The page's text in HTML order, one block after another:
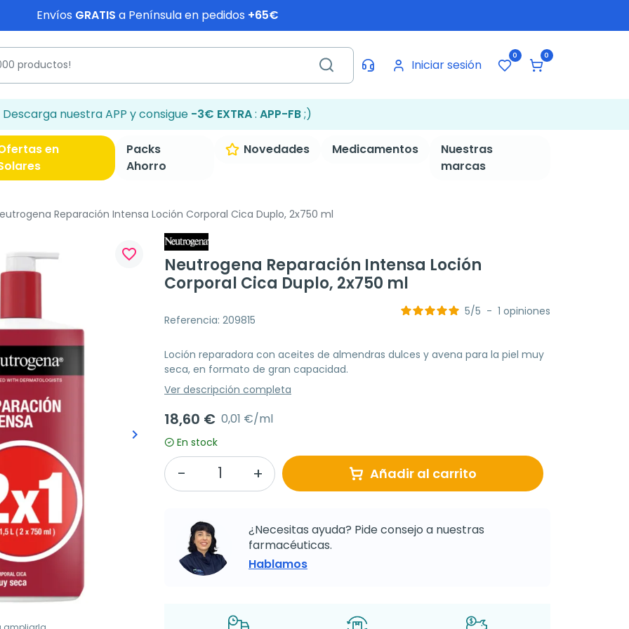
Envíos GRATIS a Península en pedidos +65€
Iniciar sesión
0 0
Descarga nuestra APP y consigue -3€ EXTRA: APP-FB;)
en
Packs
Ahorro
Novedades Medicamentos
Nuestras
marcas
Reparación Intensa Loción Corporal Cica Duplo, 2x750 ml
Siguiente
keyboard_arrow_right
favorite_border
Neutrogena Reparación Intensa Loción
Corporal Cica Duplo, 2x750 ml
Referencia: 209815
5/5 - 1 opiniones
Loción reparadora con aceites de almendras dulces y avena para la piel muy
seca, en formato de gran capacidad.
Ver descripción completa
18,60 € 0,01 €/ml
En stock
Añadir al carrito
¿Necesitas ayuda? Pide consejo a nuestras
farmacéuticas.
Hablamos